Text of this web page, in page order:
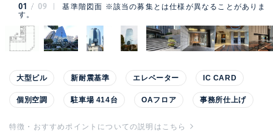
01 09
基準階図面 ※該当の募集とは仕様が異なることがありま
す。
大型ビル 新耐震基準 エレベーター IC CARD
個別空調 駐車場 414台 OAフロア 事務所仕上げ
特徴・おすすめポイントについての説明はこちら